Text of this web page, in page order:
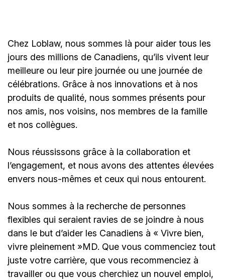
Chez Loblaw, nous sommes là pour aider tous les
jours des millions de Canadiens, qu’ils vivent leur
meilleure ou leur pire journée ou une journée de
célébrations. Grâce à nos innovations et à nos
produits de qualité, nous sommes présents pour
nos amis, nos voisins, nos membres de la famille
et nos collègues.
Nous réussissons grâce à la collaboration et
l’engagement, et nous avons des attentes élevées
envers nous-mêmes et ceux qui nous entourent.
Nous sommes à la recherche de personnes
flexibles qui seraient ravies de se joindre à nous
dans le but d’aider les Canadiens à « Vivre bien,
vivre pleinement »MD. Que vous commenciez tout
juste votre carrière, que vous recommenciez à
travailler ou que vous cherchiez un nouvel emploi,